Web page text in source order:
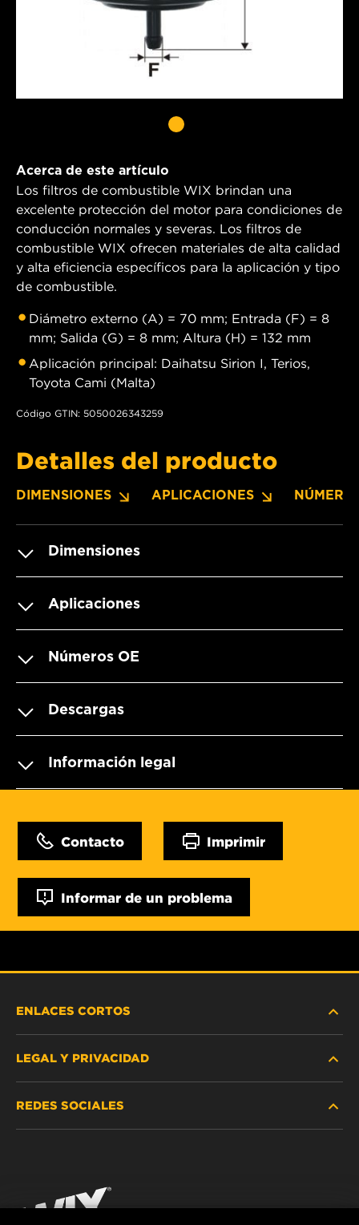
Acerca de este artículo
Los filtros de combustible WIX brindan una
excelente protección del motor para condiciones de
conducción normales y severas. Los filtros de
combustible WIX ofrecen materiales de alta calidad
y alta eficiencia específicos para la aplicación y tipo
de combustible.
Diámetro externo (A) = 70 mm; Entrada (F) = 8
mm; Salida (G) = 8 mm; Altura (H) = 132 mm
Aplicación principal: Daihatsu Sirion I, Terios,
Toyota Cami (Malta)
Código GTIN: 5050026343259
Detalles del producto
DIMENSIONES APLICACIONES
Dimensiones
Aplicaciones
Números OE
Descargas
Información legal
Contacto Imprimir
Informar de un problema
ENLACES CORTOS
DÓNDE COMPRAR
¡CONTÁCTENOS!
LEGAL Y PRIVACIDAD
IMPRESSUM
REDES SOCIALES
YouTube